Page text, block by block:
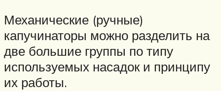
Механические (ручные)
капучинаторы можно разделить на
две большие группы по типу
используемых насадок и принципу
их работы.